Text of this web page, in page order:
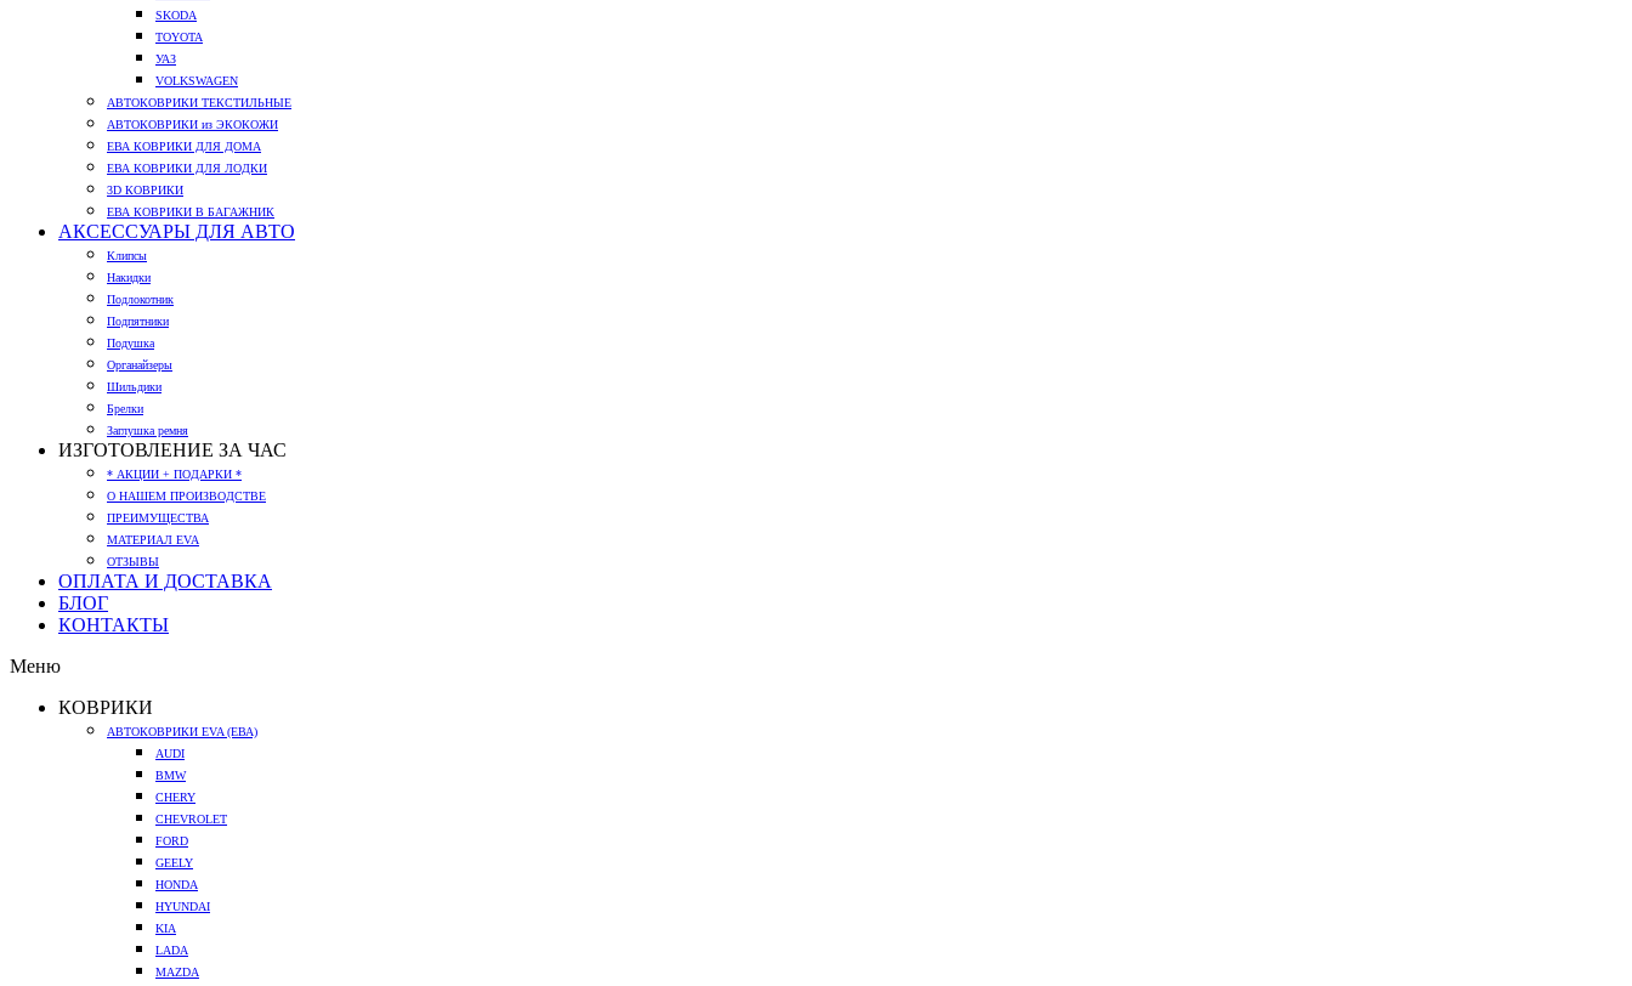
SKODA
TOYOTA
УАЗ
VOLKSWAGEN
АВТОКОВРИКИ ТЕКСТИЛЬНЫЕ
АВТОКОВРИКИ из ЭКОКОЖИ
ЕВА КОВРИКИ ДЛЯ ДОМА
ЕВА КОВРИКИ ДЛЯ ЛОДКИ
3D КОВРИКИ
ЕВА КОВРИКИ В БАГАЖНИК
АКСЕССУАРЫ ДЛЯ АВТО
Клипсы
Накидки
Подлокотник
Подпятники
Подушка
Органайзеры
Шильдики
Брелки
Заглушка ремня
ИЗГОТОВЛЕНИЕ ЗА ЧАС
* АКЦИИ + ПОДАРКИ *
О НАШЕМ ПРОИЗВОДСТВЕ
ПРЕИМУЩЕСТВА
МАТЕРИАЛ EVA
ОТЗЫВЫ
ОПЛАТА И ДОСТАВКА
БЛОГ
КОНТАКТЫ
Меню
КОВРИКИ
АВТОКОВРИКИ EVA (ЕВА)
AUDI
BMW
CHERY
CHEVROLET
FORD
GEELY
HONDA
HYUNDAI
KIA
LADA
MAZDA